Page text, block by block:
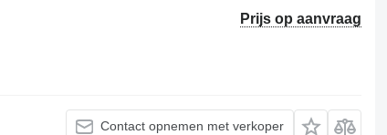
Prijs op aanvraag
Contact opnemen met verkoper